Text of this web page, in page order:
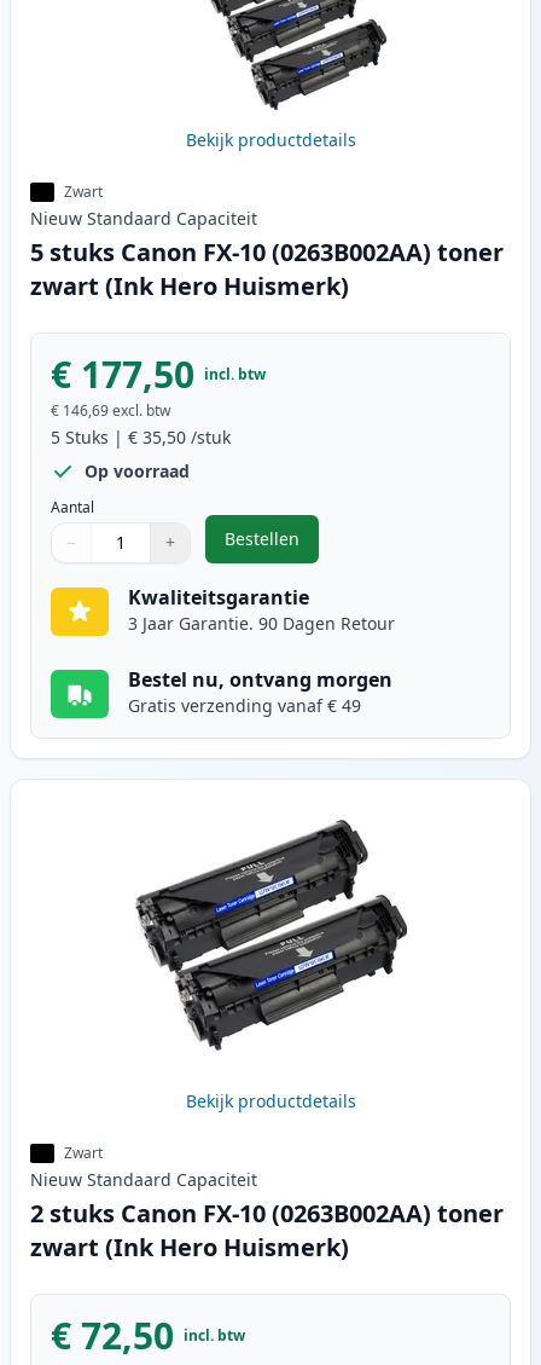
Bekijk productdetails
Zwart
Nieuw Standaard Capaciteit
5 stuks Canon FX-10 (0263B002AA) toner
zwart (Ink Hero Huismerk)
€ 177,50 incl. btw
€ 146,69excl. btw
5 Stuks | € 35,50 /stuk
Op voorraad
Aantal
Gebruik de knoppen om aan te passen
− +
1
Bestellen
,5 stuks Canon FX-10
Kwaliteitsgarantie
3 Jaar Garantie. 90 Dagen Retour
Bestel nu, ontvang morgen
Gratis verzending vanaf € 49
Bekijk productdetails
Zwart
Nieuw Standaard Capaciteit
2 stuks Canon FX-10 (0263B002AA) toner
zwart (Ink Hero Huismerk)
€ 72,50 incl. btw